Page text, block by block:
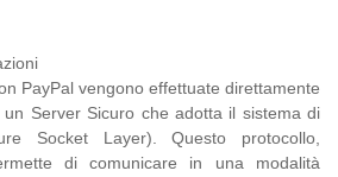
PayPal vengono effettuate direttamente
Server Sicuro che adotta il sistema di
Socket Layer). Questo protocollo,
di comunicare in una modalità